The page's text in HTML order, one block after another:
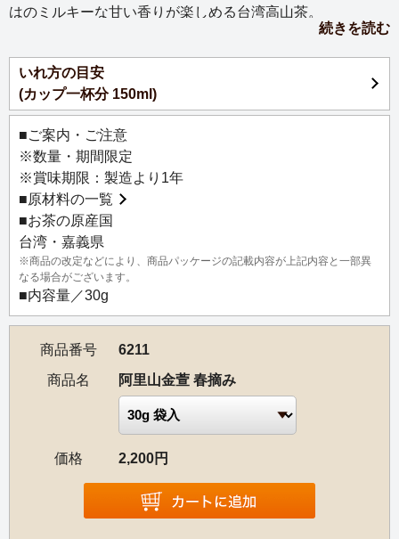
はのミルキーな甘い香りが楽しめる台湾高山茶。
【お茶の説明】
金萱種特有のミルキーな香りと、高山茶ならではの清らか
な香りが優雅に立ち昇ります。味わいはなめらかで、優し
く広がる甘い余韻も魅力です。絹のように繊細で華やかな
芳香が楽しめる人気の高山茶です。
【産地情報】
阿里山は標高2,000mを超える峰を18も有する、台湾島を南
北250kmに走る大山脈。1980年代初期に、阿里山中腹で茶
の栽培が始められ、発売されるなり脚光を浴びました。阿
里山山脈の周辺、標高1,000～2,300mの間には数多くの茶
園があり、台湾高山茶の最大の産地です。
続きを読む
いれ方の目安
(カップ一杯分 150ml)
■ご案内・ご注意
※数量・期間限定
※賞味期限：製造より1年
■原材料の一覧
■お茶の原産国
台湾・嘉義県
※商品の改定などにより、商品パッケージの記載内容が上記内容と一部異
なる場合がございます。
■内容量／30g
商品番号
6211
商品名
阿里山金萱 春摘み
価格 2,200円